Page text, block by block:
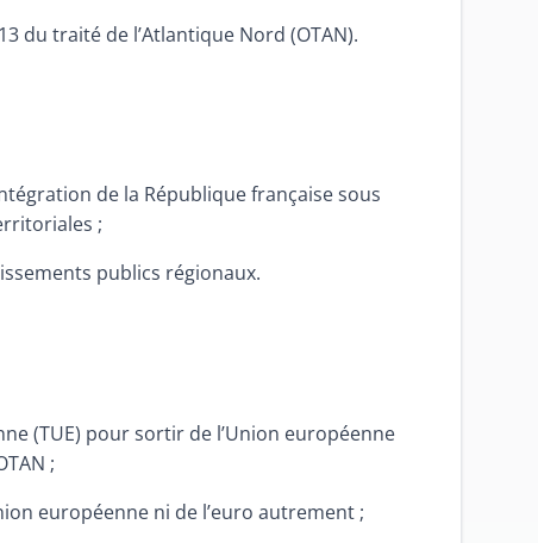
du traité de l’Atlantique Nord (OTAN).
de la République française sous
;
publics régionaux.
(TUE) pour sortir de l’Union européenne
;
européenne ni de l’euro autrement ;